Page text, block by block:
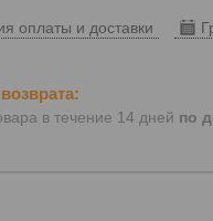
оплаты и доставки
в течение 14 дней по